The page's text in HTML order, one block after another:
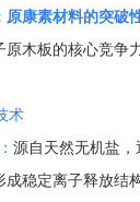
原康素材料的突破
原木板的核心竞争
术
源自天然无机盐
稳定离子释放结构